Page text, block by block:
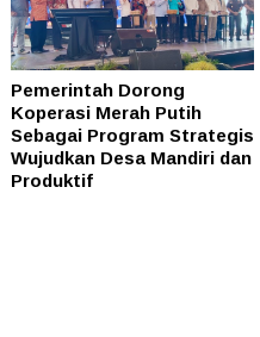
Pemerintah Dorong
Koperasi Merah Putih
Sebagai Program Strategis
Wujudkan Desa Mandiri dan
Produktif